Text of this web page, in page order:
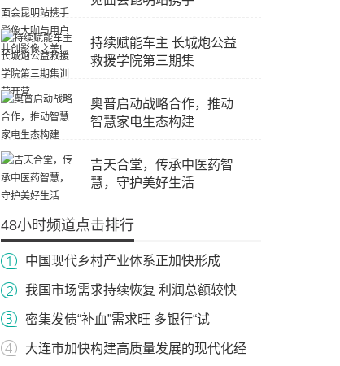
持续赋能车主 长城炮公益
救援学院第三期集
奥普启动战略合作，推动
智慧家电生态构建
吉天合堂，传承中医药智
慧，守护美好生活
48小时频道点击排行
中国现代乡村产业体系正加快形成
我国市场需求持续恢复 利润总额较快
密集发债“补血”需求旺 多银行“试
大连市加快构建高质量发展的现代化经